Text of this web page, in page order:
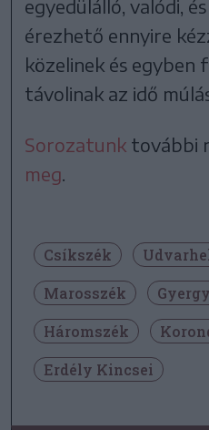
egyedülálló, valódi,
érezhető ennyire
közelinek és egyben
távolinak az idő
Sorozatunk további
meg
Csíkszék
Marosszék
Háromszék
Erdély Kincsei